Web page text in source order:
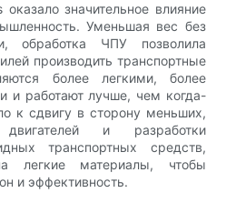
значительное влияние
Уменьшая вес без
обработка ЧПУ позволила
производить транспортные
более легкими, более
и работают лучше, чем когда-
к сдвигу в сторону меньших,
и разработки
транспортных средств,
легкие материалы, чтобы
и эффективность.